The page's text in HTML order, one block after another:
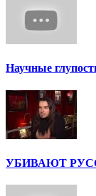
Научные
УБИВАЮТ